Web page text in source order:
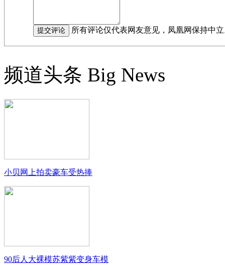
所有评论仅代表网友意见，凤凰网保持中
频道头条 Big News
小贝网上拍卖豪车受热捧
90后人大裸模苏紫紫变身车模